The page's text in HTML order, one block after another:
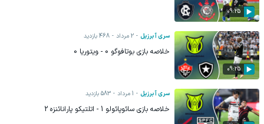
09:25
09:25
سری آ برزیل 2 مرداد 468بازدید
خلاصه بازی بوتافوگو 0 - ویتوریا 0
سری آ برزیل 1 مرداد 583بازدید
خلاصه بازی سائوپائولو 1 - اتلتیکو پارانائنزه 2